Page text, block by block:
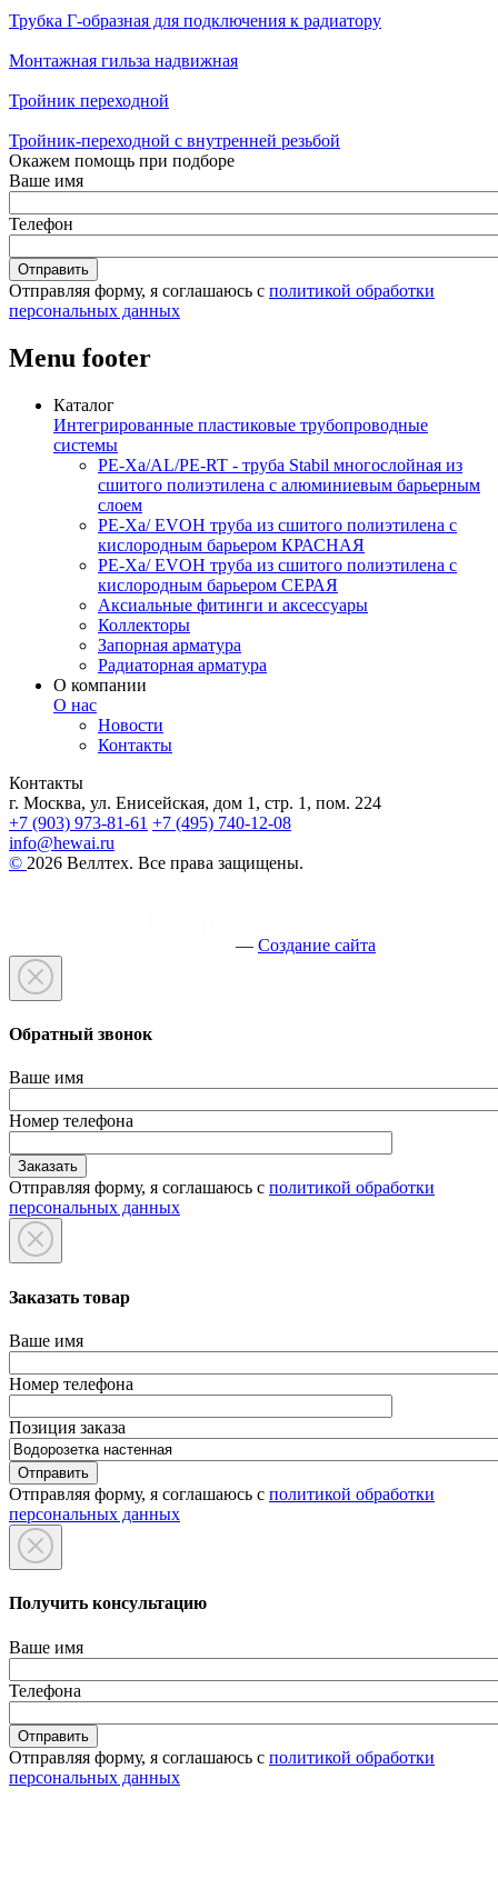
Трубка Г-образная для подключения к радиатору
Монтажная гильза надвижная
Тройник переходной
Тройник-переходной с внутренней резьбой
Окажем помощь при подборе
Ваше имя
Телефон
Отправляя форму, я соглашаюсь с политикой обработки
персональных данных
Menu footer
Каталог
Интегрированные пластиковые трубопроводные
системы
PE-Xa/AL/PE-RT - труба Stabil многослойная из
сшитого полиэтилена с алюминиевым барьерным
слоем
PE-Xa/ EVOH труба из сшитого полиэтилена с
кислородным барьером КРАСНАЯ
PE-Xa/ EVOH труба из сшитого полиэтилена с
кислородным барьером СЕРАЯ
Аксиальные фитинги и аксессуары
Коллекторы
Запорная арматура
Радиаторная арматура
О компании
О нас
Новости
Контакты
Контакты
г. Москва, ул. Енисейская, дом 1, стр. 1, пом. 224
+7 (903) 973-81-61 +7 (495) 740-12-08
info@hewai.ru
© 2026 Веллтех. Все права защищены.
— Создание сайта
Обратный звонок
Ваше имя
Номер телефона
Отправляя форму, я соглашаюсь с политикой обработки
персональных данных
Заказать товар
Ваше имя
Номер телефона
Позиция заказа
Отправляя форму, я соглашаюсь с политикой обработки
персональных данных
Получить консультацию
Ваше имя
Телефона
Отправляя форму, я соглашаюсь с политикой обработки
персональных данных